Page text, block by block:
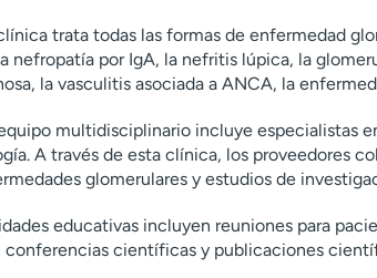
trata todas las formas de enfermedad
nefropatía por IgA, la nefritis lúpica, la
la vasculitis asociada a ANCA, la
multidisciplinario incluye especialistas
A través de esta clínica, los proveedores
glomerulares y estudios de
educativas incluyen reuniones para
conferencias científicas y publicaciones